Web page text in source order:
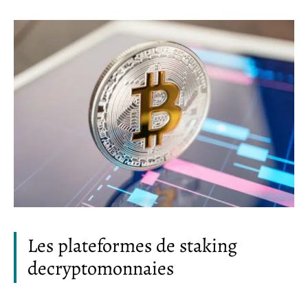
Les plateformes de staking
decryptomonnaies